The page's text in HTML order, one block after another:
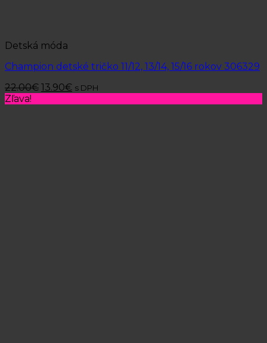
Detská móda
Champion detské tričko 11/12, 13/14, 15/16 rokov 306329
22.00€ 13.90€ s DPH
Zľava!